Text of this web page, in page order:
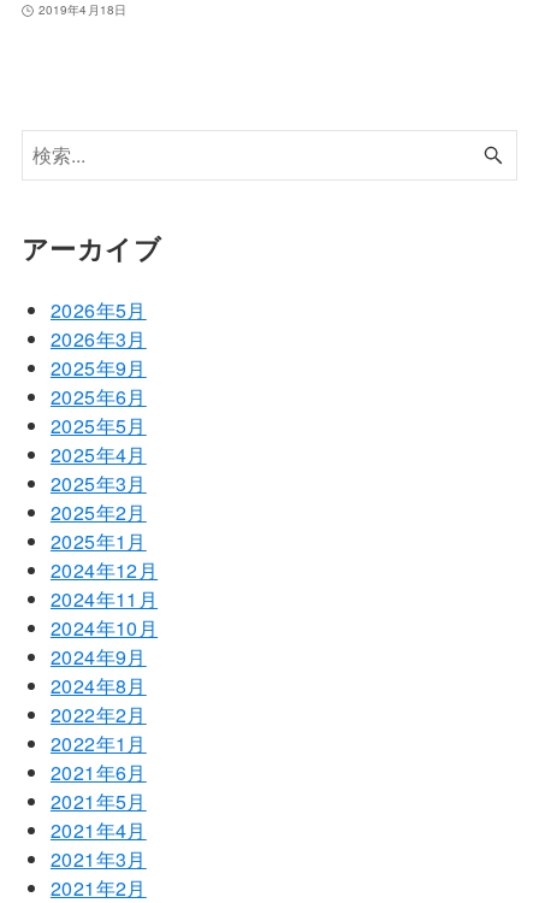
2019年4月18日
アーカイブ
2026年5月
2026年3月
2025年9月
2025年6月
2025年5月
2025年4月
2025年3月
2025年2月
2025年1月
2024年12月
2024年11月
2024年10月
2024年9月
2024年8月
2022年2月
2022年1月
2021年6月
2021年5月
2021年4月
2021年3月
2021年2月